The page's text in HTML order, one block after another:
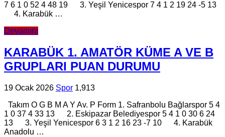
7 6 1 0 52 4 48 19 3. Yeşil Yenicespor 7 4 1 2 19 24 -5 13
4. Karabük …
Devamını
KARABÜK 1. AMATÖR KÜME A VE B
GRUPLARI PUAN DURUMU
19 Ocak 2026 Spor 1,913
Takım O G B M A Y Av. P Form 1. Safranbolu Bağlarspor 5 4
1 0 37 4 33 13 2. Eskipazar Belediyespor 5 4 1 0 30 6 24
13 3. Yeşil Yenicespor 6 3 1 2 16 23 -7 10 4. Karabük
Anadolu …